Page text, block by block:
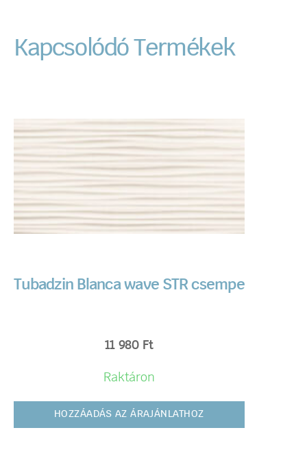
Kapcsolódó Termékek
Tubadzin Blanca wave STR csempe
11 980 Ft
Raktáron
HOZZÁADÁS AZ ÁRAJÁNLATHOZ